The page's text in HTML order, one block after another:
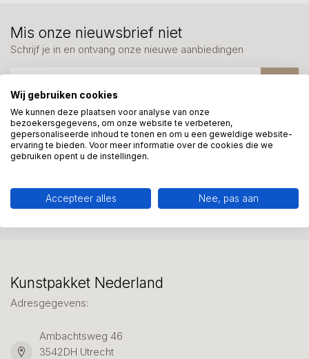
Meer informatie?
We helpen graag met uw keuze of geven advies, bel of app
Mis onze nieuwsbrief niet
Schrijf je in en ontvang onze nieuwe aanbiedingen
Kunstpakket Nederland
Adresgegevens:
Ambachtsweg 46
3542DH Utrecht
Wij gebruiken cookies
We kunnen deze plaatsen voor analyse van onze
bezoekersgegevens, om onze website te verbeteren,
gepersonaliseerde inhoud te tonen en om u een geweldige website-
ervaring te bieden. Voor meer informatie over de cookies die we
gebruiken opent u de instellingen.
Accepteer alles Nee, pas aan